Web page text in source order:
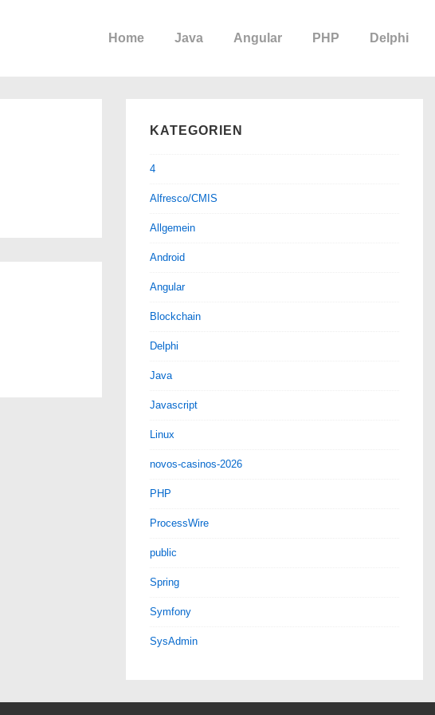
Home Java Angular PHP Delphi
KATEGORIEN
4
Alfresco/CMIS
Allgemein
Android
Angular
Blockchain
Delphi
Java
Javascript
Linux
novos-casinos-2026
PHP
ProcessWire
public
Spring
Symfony
SysAdmin